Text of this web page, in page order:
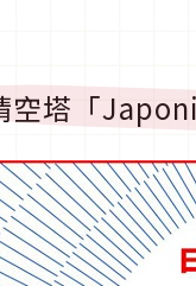
空塔「